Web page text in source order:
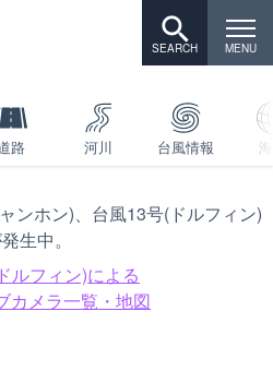
路 河川 台風情報
ンホン)、台風13号(ドルフィン)
生中。
ルフィン)による
カメラ一覧・地図